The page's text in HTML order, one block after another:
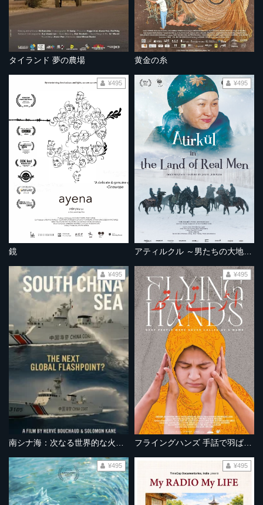
タイランド 夢の農場 黄金の糸
鏡
¥495 ¥495
¥495
フライングハンズ 手話で羽ばたく
¥495
¥495 ¥495